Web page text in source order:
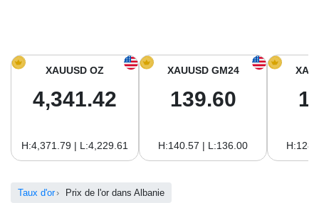
Prix de l’or aujourd’hui en Amérique du Sud
XAUUSD OZ
4,341.42
H:4,371.79 | L:4,229.61
XAUUSD GM24
139.60
H:140.57 | L:136.00
Taux d'or Prix de l'or dans Albanie